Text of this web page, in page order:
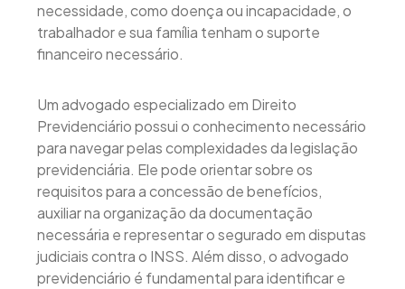
necessidade, como doença ou incapacidade, o
trabalhador e sua família tenham o suporte
financeiro necessário.
Um advogado especializado em Direito
Previdenciário possui o conhecimento necessário
para navegar pelas complexidades da legislação
previdenciária. Ele pode orientar sobre os
requisitos para a concessão de benefícios,
auxiliar na organização da documentação
necessária e representar o segurado em disputas
judiciais contra o INSS. Além disso, o advogado
previdenciário é fundamental para identificar e